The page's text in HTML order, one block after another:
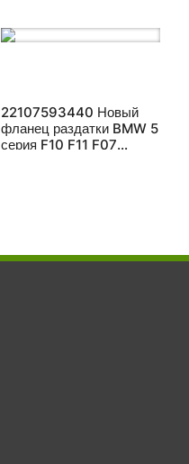
22107593440 Новый
фланец раздатки BMW 5
серия F10 F11 F07